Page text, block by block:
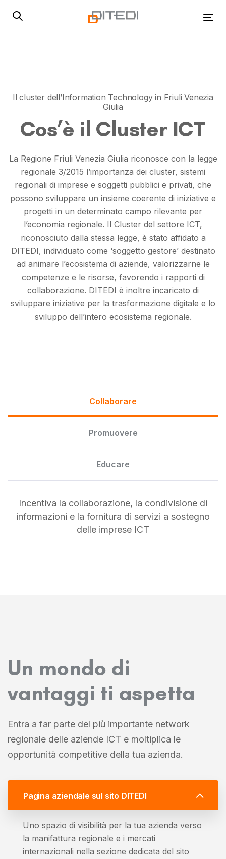
links
Il cluster dell’Information Technology in Friuli Venezia
Giulia
Cos’è il Cluster ICT
La Regione Friuli Venezia Giulia riconosce con la legge
regionale 3/2015 l’importanza dei cluster, sistemi
regionali di imprese e soggetti pubblici e privati, che
possono sviluppare un insieme coerente di iniziative e
progetti in un determinato campo rilevante per
l’economia regionale. Il Cluster del settore ICT,
riconosciuto dalla stessa legge, è stato affidato a
DITEDI, individuato come ‘soggetto gestore’ destinato
ad animare l’ecosistema di aziende, valorizzarne le
competenze e le risorse, favorendo i rapporti di
collaborazione. DITEDI è inoltre incaricato di
sviluppare iniziative per la trasformazione digitale e lo
sviluppo dell’intero ecosistema regionale.
Collaborare
Promuovere
Educare
Incentiva la collaborazione, la condivisione di
informazioni e la fornitura di servizi a sostegno
delle imprese ICT
Un mondo di
vantaggi ti aspetta
Entra a far parte del più importante network
regionale delle aziende ICT e moltiplica le
opportunità competitive della tua azienda.
Pagina aziendale sul sito DITEDI
Uno spazio di visibilità per la tua azienda verso
la manifattura regionale e i mercati
internazionali nella sezione dedicata del sito